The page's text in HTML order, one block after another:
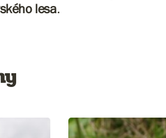
lesa.